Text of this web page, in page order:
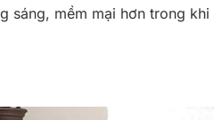
sáng, mềm mại hơn trong